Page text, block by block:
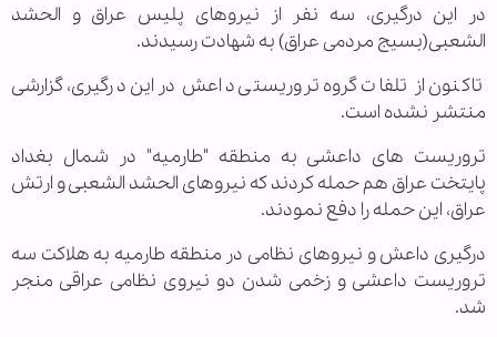
در این درگیری، سه نفر از نیروهای پلیس عراق و الحشد
الشعبی(بسیج مردمی عراق) به شهادت رسیدند.
تاکنون از تلفات گروه تروریستی داعش در این درگیری، گزارشی
منتشر نشده است.
تروریست های داعشی به منطقه "طارمیه" در شمال بغداد
پایتخت عراق هم حمله کردند که نیروهای الحشد الشعبی و ارتش
عراق، این حمله را دفع نمودند.
درگیری داعش و نیروهای نظامی در منطقه طارمیه به هلاکت سه
تروریست داعشی و زخمی شدن دو نیروی نظامی عراقی منجر
شد.